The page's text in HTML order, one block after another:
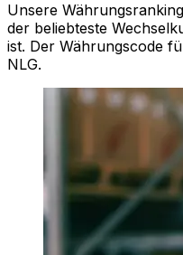
Unsere
der beliebteste
ist. Der Währungscode
NLG.